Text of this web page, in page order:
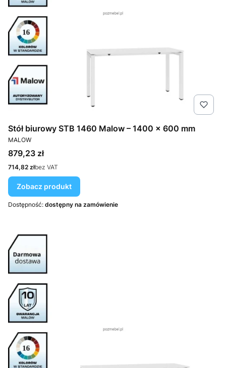
Stół biurowy STB 1460 Malow – 1400 × 600 mm
PRODUCENT
MALOW
Cena
879,23 zł
Cena
714,82 złbez VAT
Zobacz produkt
Dostępność: dostępny na zamówienie